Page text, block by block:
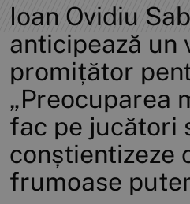
Ioan Ovidiu
anticipează un
promițător
„Preocuparea
fac pe jucători
conștientizeze
frumoase